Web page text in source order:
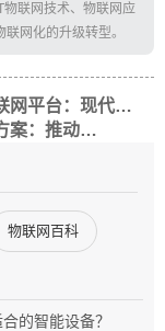
联网技术、物联网应
网化的升级转型。
上一篇: 数字农业与智能农业物联网平台：现代农业的未来之路
下一篇: 数字农业智能农业解决方案：推动现代农业转型升级
物联网百科
的智能设备？